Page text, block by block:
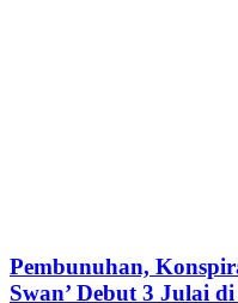
Pembunuhan,
Swan’ Debut 3 Julai